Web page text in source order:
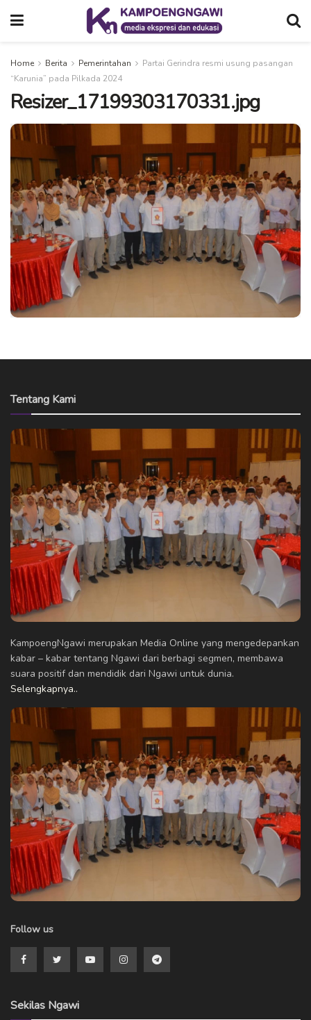
Home Berita Pemerintahan
Partai Gerindra resmi usung pasangan
“Karunia” pada Pilkada 2024
Resizer_17199303170331.jpg
Tentang Kami
KampoengNgawi merupakan Media Online yang mengedepankan
kabar – kabar tentang Ngawi dari berbagi segmen, membawa
suara positif dan mendidik dari Ngawi untuk dunia.
Selengkapnya..
Follow us
Sekilas Ngawi